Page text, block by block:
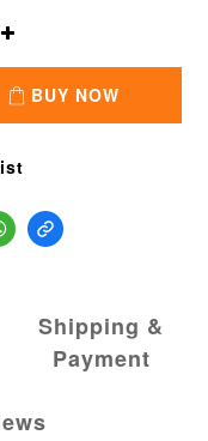
BUY NOW
Shipping &
Payment